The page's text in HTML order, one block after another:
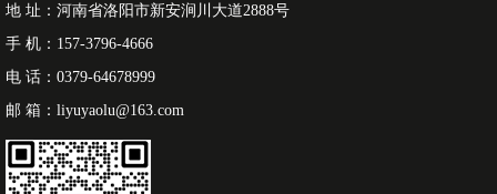
地 址：河南省洛阳市新安涧川大道2888号
手 机：157-3796-4666
电 话：0379-64678999
邮 箱：liyuyaolu@163.com